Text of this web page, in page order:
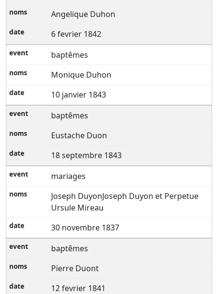
Angelique Duhon
6 fevrier 1842
baptêmes
Monique Duhon
10 janvier 1843
baptêmes
Eustache Duon
18 septembre 1843
mariages
Joseph DuyonJoseph Duyon et Perpetue
Ursule Mireau
30 novembre 1837
baptêmes
Pierre Duont
12 fevrier 1841